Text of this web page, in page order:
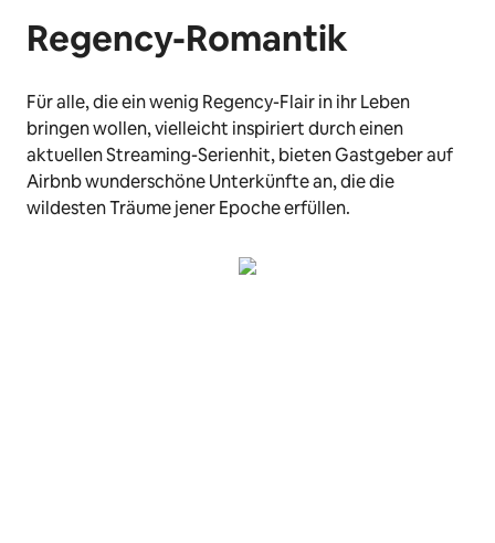
Regency-Romantik
Für alle, die ein wenig Regency-Flair in ihr Leben
bringen wollen, vielleicht inspiriert durch einen
aktuellen Streaming-Serienhit, bieten Gastgeber auf
Airbnb wunderschöne Unterkünfte an, die die
wildesten Träume jener Epoche erfüllen.